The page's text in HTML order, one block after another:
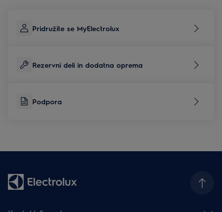
Pridružite se MyElectrolux
Rezervni deli in dodatna oprema
Podpora